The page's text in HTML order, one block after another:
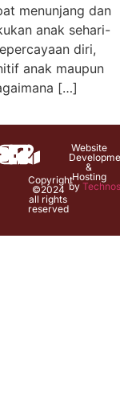
menunjang dan
anak sehari-
diri,
anak maupun
[…]
Copyright
©2024
all rights
reserved
Website
&
Hosting
by